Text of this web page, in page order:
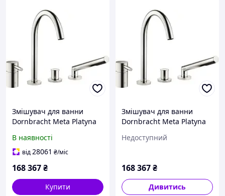
Змішувач для ванни
Dornbracht Meta Platyna
В наявності
від28061 ₴/міс
168 367₴
Купити
Змішувач для ванни
Dornbracht Meta Platyna
Недоступний
168 367₴
Дивитись